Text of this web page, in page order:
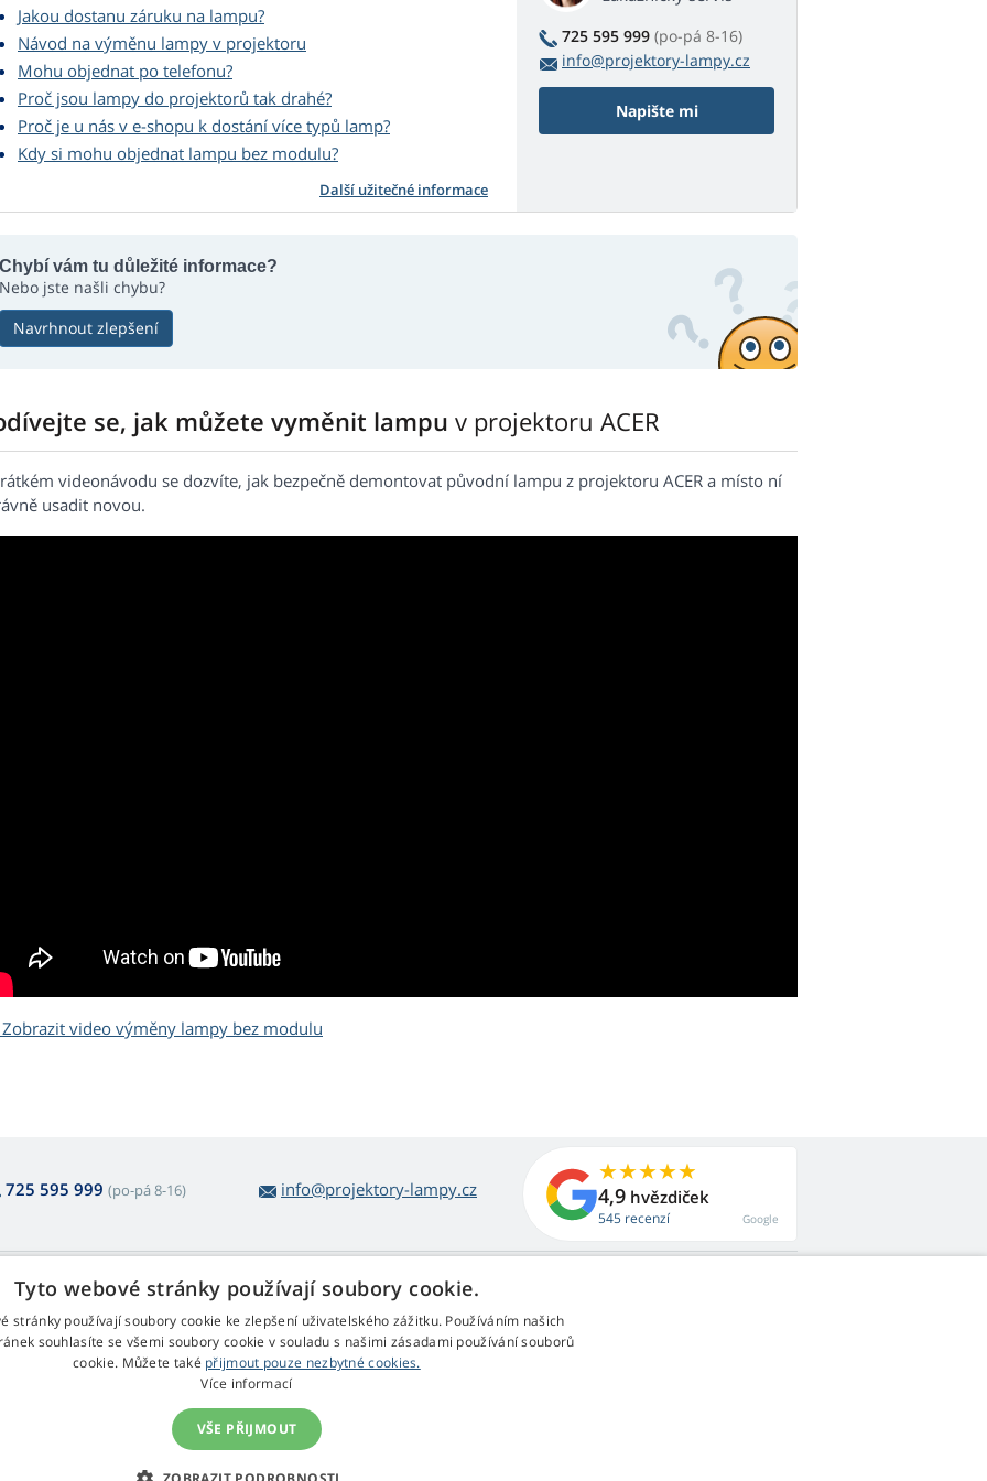
Jakou dostanu záruku na lampu?
Návod na výměnu lampy v projektoru
Mohu objednat po telefonu?
Proč jsou lampy do projektorů tak drahé?
Proč je u nás v e-shopu k dostání více typů lamp?
Kdy si mohu objednat lampu bez modulu?
Další užitečné informace
725 595 999 (po-pá 8-16)
info@projektory-lampy.cz
Napište mi
Chybí vám tu důležité informace?
Nebo jste našli chybu?
Navrhnout zlepšení
se, jak můžete vyměnit lampu v projektoru ACER
videonávodu se dozvíte, jak bezpečně demontovat původní lampu z projektoru ACER a místo ní
usadit novou.
video výměny lampy bez modulu
725 595 999 (po-pá 8-16) info@projektory-lampy.cz 4,9 hvězdiček
545 recenzí Google
lamp
a reklamace
pro odstoupení
podmínky
Web Retail s.r.o.
Kontakt
Zpracování osobních údajů
© 2009 - 2026 Web Retail s.r.o., Projektory-Lampy.cz
Tyto webové stránky používají soubory cookie.
stránky používají soubory cookie ke zlepšení uživatelského zážitku. Používáním našich
souhlasíte se všemi soubory cookie v souladu s našimi zásadami používání souborů
cookie. Můžete také přijmout pouze nezbytné cookies.
Více informací
VŠE PŘIJMOUT